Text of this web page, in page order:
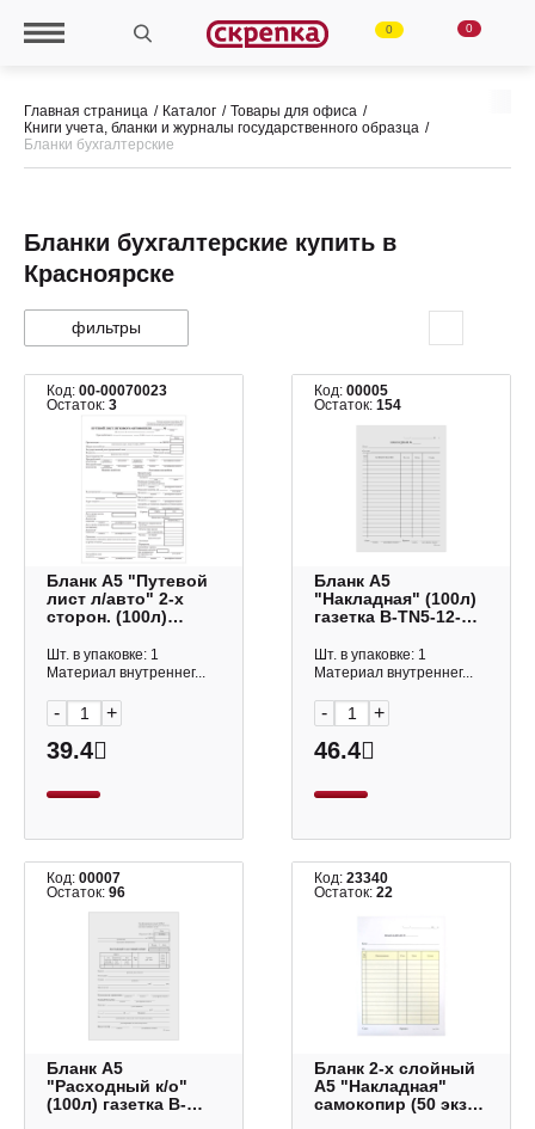
0 0
Главная страница Каталог
Товары для офиса
Книги учета, бланки и журналы государственного образца
Бланки бухгалтерские
Бланки бухгалтерские купить в
Красноярске
фильтры
Код: 00-00070023
Остаток: 3
Бланк А5 "Путевой
лист л/авто" 2-х
сторон. (100л)
252459 OfficeSpace
Шт. в упаковке: 1
Материал внутреннег...
- +
39.4
Код:00005
Остаток:154
Бланк А5
"Накладная" (100л)
газетка B-TN5-12-
Шт. в упаковке: 1
Материал внутреннег...
- +
46.4
Код: 00007
Остаток: 96
Бланк А5
"Расходный к/о"
(100л) газетка B-
Код:23340
Остаток:22
Бланк 2-х слойный
А5 "Накладная"
самокопир (50 экз)